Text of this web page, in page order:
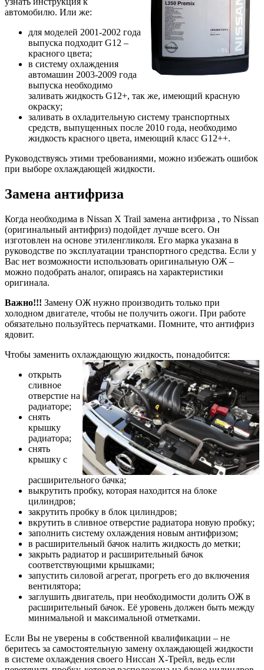
автомобилю. Или же:
для моделей 2001-2002 года
выпуска подходит G12 –
красного цвета;
в систему охлаждения
автомашин 2003-2009 года
выпуска необходимо
заливать жидкость G12+, так же, имеющий красную
окраску;
заливать в охладительную систему транспортных
средств, выпущенных после 2010 года, необходимо
жидкость красного цвета, имеющий класс G12++.
Руководствуясь этими требованиями, можно избежать ошибок
при выборе охлаждающей жидкости.
Замена антифриза
Когда необходима в Nissan X Trail замена антифриза , то Nissan
(оригинальный антифриз) подойдет лучше всего. Он
изготовлен на основе этиленгликоля. Его марка указана в
руководстве по эксплуатации транспортного средства. Если у
Вас нет возможности использовать оригинальную ОЖ –
можно подобрать аналог, опираясь на характеристики
оригинала.
Важно!!! Замену ОЖ нужно производить только при
холодном двигателе, чтобы не получить ожоги. При работе
обязательно пользуйтесь перчатками. Помните, что антифриз
ядовит.
Чтобы заменить охлаждающую жидкость, понадобится:
открыть
сливное
отверстие на
радиаторе;
снять
крышку
радиатора;
снять
крышку с
расширительного бачка;
выкрутить пробку, которая находится на блоке
цилиндров;
закрутить пробку в блок цилиндров;
вкрутить в сливное отверстие радиатора новую пробку;
заполнить систему охлаждения новым антифризом;
в расширительный бачок налить жидкость до метки;
закрыть радиатор и расширительный бачок
соответствующими крышками;
запустить силовой агрегат, прогреть его до включения
вентилятора;
заглушить двигатель, при необходимости долить ОЖ в
расширительный бачок. Её уровень должен быть между
минимальной и максимальной отметками.
Если Вы не уверены в собственной квалификации – не
беритесь за самостоятельную замену охлаждающей жидкости
в системе охлаждения своего Ниссан Х-Трейл, ведь если